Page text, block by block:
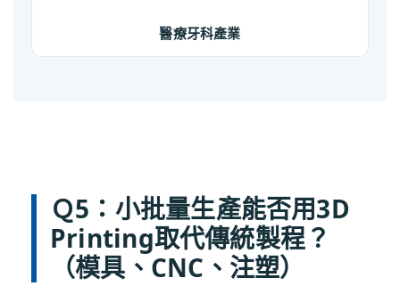
醫療牙科產業
Ｑ5：小批量生產能否用3D
Printing取代傳統製程？
（模具、CNC、注塑）